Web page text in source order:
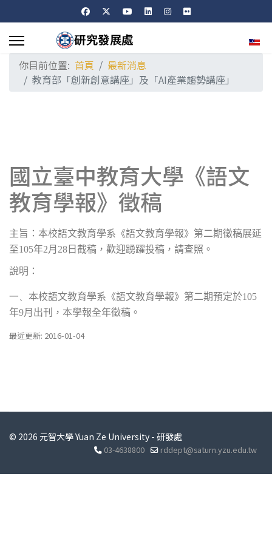
選擇
你目前位置: 首頁
最新消息
教育部「創新創意講座」及「AI產業趨勢講座」
國立臺中教育大學《語文
教育學報》徵稿
主旨：本校語文教育學系《語文教育學報》第二期徵稿展延
至105年2月 28 日截稿，歡迎踴躍投稿，請查照。
說明：
一、 本校語文教育學系《語文教育學報》第二期預定於105
年9月出刊，本學報全年徵稿。
最近更新: 2016-01-04
© 2026 元智大學 Yuan Ze University - 研發處
03-4638800 rddept@saturn.yzu.edu.tw